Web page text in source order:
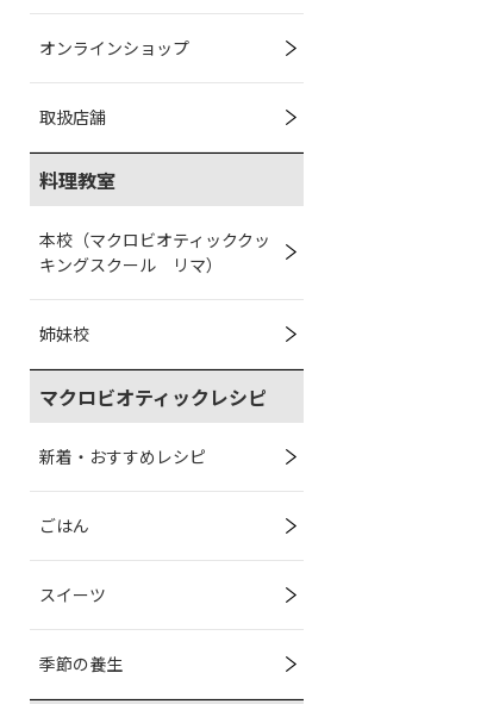
オンラインショップ
取扱店舗
料理教室
本校（マクロビオティッククッ
キングスクール リマ）
姉妹校
マクロビオティックレシピ
新着・おすすめレシピ
ごはん
スイーツ
季節の養生